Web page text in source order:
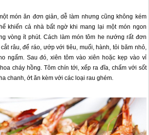
món ăn đơn giản, dễ làm nhưng cũng không kém
khiến cả nhà bất ngờ khi mang lại một món ngon
vòng ít phút. Cách làm món tôm he nướng rất đơn
râu, để ráo, ướp với tiêu, muối, hành, tỏi băm nhỏ,
ngấm. Sau đó, xiên tôm vào xiên hoặc kẹp vào vỉ
cháy hồng. Tôm chín tới, xếp ra đĩa, chấm với sốt
chanh, ớt ăn kèm với các loại rau ghém.